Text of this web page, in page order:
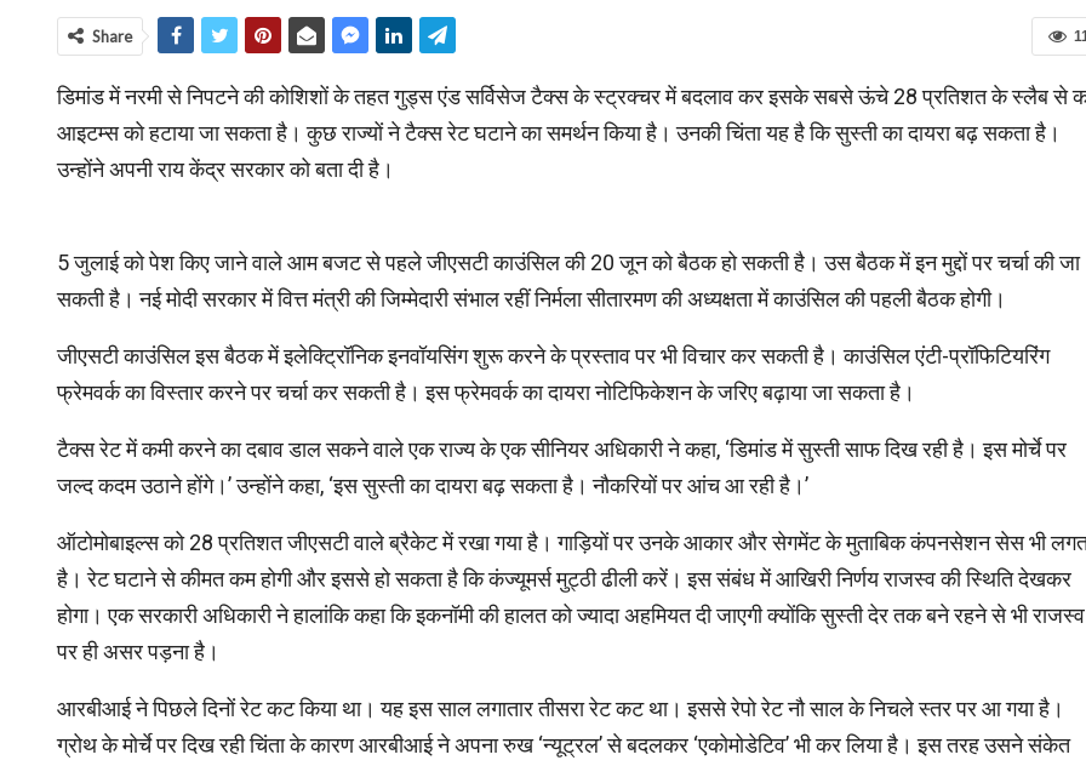
Share
डिमांड में नरमी से निपटने की कोशिशों के तहत गुड्स एंड सर्विसेज टैक्स के स्ट्रक्चर में बदलाव कर इसके सबसे ऊंचे 28 प्रतिशत के स्लैब से
आइटम्स को हटाया जा सकता है। कुछ राज्यों ने टैक्स रेट घटाने का समर्थन किया है। उनकी चिंता यह है कि सुस्ती का दायरा बढ़ सकता है।
उन्होंने अपनी राय केंद्र सरकार को बता दी है।
5 जुलाई को पेश किए जाने वाले आम बजट से पहले जीएसटी काउंसिल की 20 जून को बैठक हो सकती है। उस बैठक में इन मुद्दों पर चर्चा की जा
सकती है। नई मोदी सरकार में वित्त मंत्री की जिम्मेदारी संभाल रहीं निर्मला सीतारमण की अध्यक्षता में काउंसिल की पहली बैठक होगी।
जीएसटी काउंसिल इस बैठक में इलेक्ट्रिॉनिक इनवॉयसिंग शुरू करने के प्रस्ताव पर भी विचार कर सकती है। काउंसिल एंटी-प्रॉफिटियरिंग
फ्रेमवर्क का विस्तार करने पर चर्चा कर सकती है। इस फ्रेमवर्क का दायरा नोटिफिकेशन के जरिए बढ़ाया जा सकता है।
टैक्स रेट में कमी करने का दबाव डाल सकने वाले एक राज्य के एक सीनियर अधिकारी ने कहा, ‘डिमांड में सुस्ती साफ दिख रही है। इस मोर्चे पर
जल्द कदम उठाने होंगे।’ उन्होंने कहा, ‘इस सुस्ती का दायरा बढ़ सकता है। नौकरियों पर आंच आ रही है।’
ऑटोमोबाइल्स को 28 प्रतिशत जीएसटी वाले ब्रैकेट में रखा गया है। गाड़ियों पर उनके आकार और सेगमेंट के मुताबिक कंपनसेशन सेस भी
है। रेट घटाने से कीमत कम होगी और इससे हो सकता है कि कंज्यूमर्स मुट्ठी ढीली करें। इस संबंध में आखिरी निर्णय राजस्व की स्थिति देखकर
होगा। एक सरकारी अधिकारी ने हालांकि कहा कि इकनॉमी की हालत को ज्यादा अहमियत दी जाएगी क्योंकि सुस्ती देर तक बने रहने से भी राजस्व
पर ही असर पड़ना है।
आरबीआई ने पिछले दिनों रेट कट किया था। यह इस साल लगातार तीसरा रेट कट था। इससे रेपो रेट नौ साल के निचले स्तर पर आ गया है।
ग्रोथ के मोर्चे पर दिख रही चिंता के कारण आरबीआई ने अपना रुख ‘न्यूट्रल’ से बदलकर ‘एकोमोडेटिव’ भी कर लिया है। इस तरह उसने संकेत